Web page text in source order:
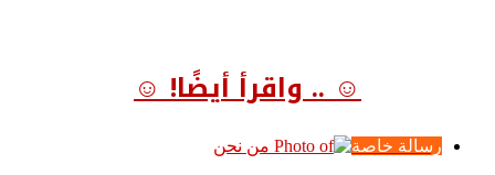
☺ .. واقرأ أيضًا! ☺
رسالة خاصة